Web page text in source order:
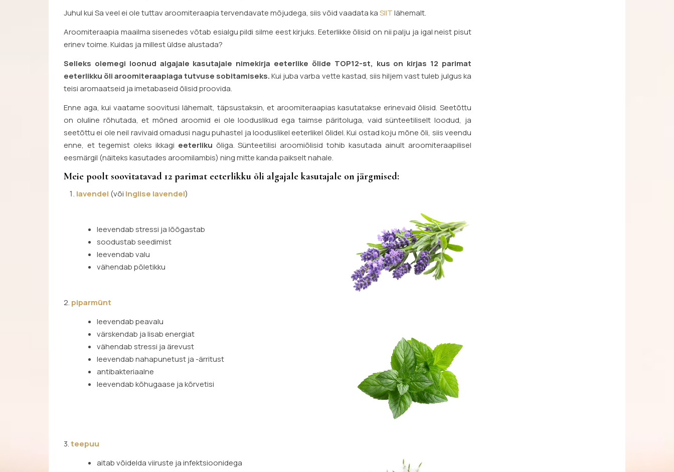
Juhul kui Sa veel ei ole tuttav aroomiteraapia tervendavate mõjudega, siis võid vaadata kaSIITlähemalt.
Aroomiteraapia maailma sisenedes võtab esialgu pildi silme eest kirjuks. Eeterlikke õlisid on nii palju ja igal neist pisut
erinev toime. Kuidas ja millest üldse alustada?
Selleks olemegi loonud algajale kasutajale nimekirja eeterlike õlide TOP12-st, kus on kirjas 12 parimat
eeterlikku õli aroomiteraapiaga tutvuse sobitamiseks.Kui juba varba vette kastad, siis hiljem vast tuleb julgus ka
teisi aromaatseid ja imetabaseid õlisid proovida.
Enne aga, kui vaatame soovitusi lähemalt, täpsustaksin, et aroomiteraapias kasutatakse erinevaid õlisid. Seetõttu
on oluline rõhutada, et mõned aroomid ei ole looduslikud ega taimse päritoluga, vaid sünteetiliselt loodud, ja
seetõttu ei ole neil ravivaid omadusi nagu puhastel ja looduslikel eeterlikel õlidel. Kui ostad koju mõne õli, siis veendu
enne, et tegemist oleks ikkagi eeterliku õliga. Sünteetilisi aroomiõlisid tohib kasutada ainult aroomiteraapilisel
eesmärgil (näiteks kasutades aroomilambis) ning mitte kanda paikselt nahale.
Meie poolt soovitatavad 12 parimat eeterlikku õli algajale kasutajale on järgmised:
lavendel (või Inglise lavendel)
leevendab stressi ja lõõgastab
soodustab seedimist
leevendab valu
vähendab põletikku
2. piparmünt
leevendab peavalu
värskendab ja lisab energiat
vähendab stressi ja ärevust
leevendab nahapunetust ja -ärritust
antibakteriaalne
leevendab kõhugaase ja kõrvetisi
3.teepuu
aitab võidelda viiruste ja infektsioonidega